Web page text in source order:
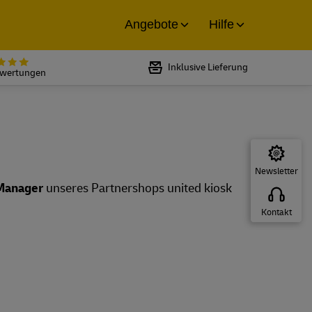
Angebote Hilfe
Bewertet mit 5 von 5 Sternen bei
Inklusive Lieferung
Newsletter
Kontakt
unseres Partnershops united kiosk